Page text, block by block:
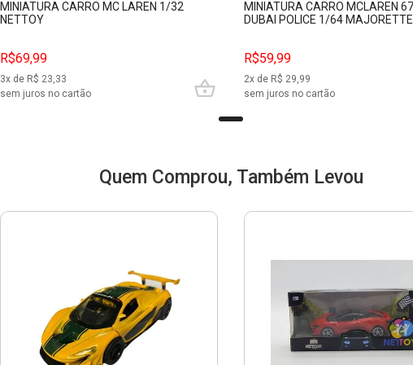
MINIATURA CARRO MC LAREN 1/32
NETTOY
R$69,99
3x de R$ 23,33
sem juros no cartão
MINIATURA CARRO MCLAREN
DUBAI POLICE 1/64 MAJORETTE
R$59,99
2x de R$ 29,99
sem juros no cartão
Quem Comprou, Também Levou